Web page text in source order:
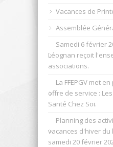
Vacances de
Assemblée
Samedi 6 février
Léognan reçoit
associations.
La FFEPGV met
offre de service :
Santé Chez Soi.
Planning des
vacances d'hiver du
samedi 20 février